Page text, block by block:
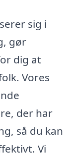
sig i
gør
dig at
Vores
der har
så du kan
Vi